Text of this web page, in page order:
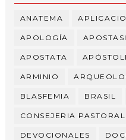
ANATEMA
APOLOGÍA
APOSTATA
ARMINIO
BLASFEMIA BRASIL
CONSEJERIA PASTORAL
DEVOCIONALES